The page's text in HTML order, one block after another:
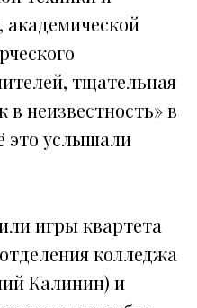
тщательная
неизвестность» в
это услышали
игры квартета
колледжа
Калинин) и